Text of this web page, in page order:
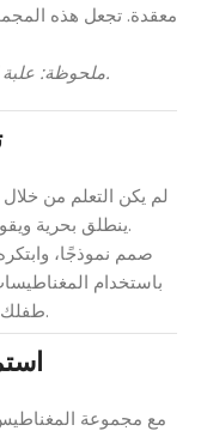
معقدة. تجعل هذه
ملحوظة: علبة البلاستيك غير متضمنة في العبوة.
لم يكن التعلم من
ينطلق بحرية ويقومون بإنشاء تصاميم فريدة خاصة بهم.
صمم نموذجًا،
باستخدام
طفلك وهو يجمع النموذج بنجاح.
مع مجموعة